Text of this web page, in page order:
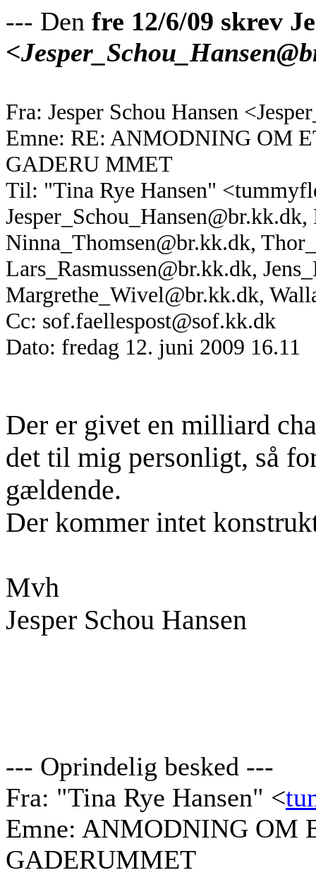
--- Den fre 12/6/09 skrev
Fra: Jesper Schou Hansen
Emne: RE: ANMODNING OM
GADERU MMET
Til: "Tina Rye Hansen"
Jesper_Schou_Hansen@br.kk.dk,
Ninna_Thomsen@br.kk.dk,
Lars_Rasmussen@br.kk.dk,
Margrethe_Wivel@br.kk.dk,
Cc: sof.faellespost@sof.kk.dk
Dato: fredag 12. juni 2009 16.11
Der er givet en milliard
det til mig personligt, så
gældende.
Der kommer intet
Mvh
Jesper Schou Hansen
--- Oprindelig besked ---
Fra: "Tina Rye Hansen" <
Emne: ANMODNING OM
GADERUMMET